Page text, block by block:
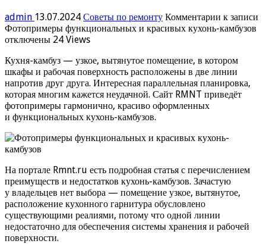
admin 13.07.2024 Советы по ремонту Комментарии к записи
Фотопримеры функциональных и красивых кухонь-камбузов
отключены 24 Views
Кухня-камбуз — узкое, вытянутое помещение, в котором
шкафы и рабочая поверхность расположены в две линии
напротив друг друга. Интересная параллельная планировка,
которая многим кажется неудачной. Сайт RMNT приведёт
фотопримеры гармонично, красиво оформленных
и функциональных кухонь-камбузов.
На портале Rmnt.ru есть подробная статья с перечислением
преимуществ и недостатков кухонь-камбузов. Зачастую
у владельцев нет выбора — помещение узкое, вытянутое,
расположение кухонного гарнитура обусловлено
существующими реалиями, потому что одной линии
недостаточно для обеспечения системы хранения и рабочей
поверхности.